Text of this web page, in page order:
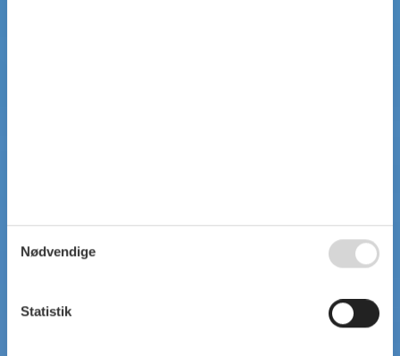
Nødvendige
Statistik